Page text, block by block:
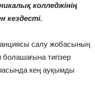
колледжінің
кездесті.
салу жобасының
болашағына тигізер
кең ауқымды